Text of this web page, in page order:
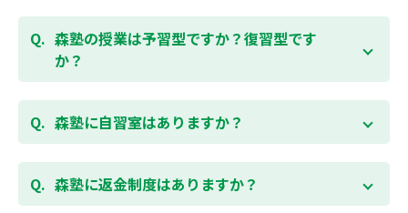
ど）も可能です。 普段忙しくてなかなか手が回らない
科目も、テスト前に集中して対策できると好評です。
「質量ともに日本一」と自負する研修制度を受け、知
識や教え方を習得した先生が、一人ひとりの能力、個
性に合わせて個別指導いたします。先生とお子様の相
性を大切にするために、相性が合わなければ先生変更
森塾の授業は予習型ですか？復習型です
か？
春期・夏期等の講習以外では森塾の授業は学校で習っ
たところを教える「復習型授業」ではなく、塾で習っ
のが楽しくなります。
勉強が楽しくなるとテストの成績が上がり、テストの
森塾に自習室はありますか？
各校舎に完備しています。
空いている時間があれば、学校の授業の予習や宿題、
森塾に返金制度はありますか？